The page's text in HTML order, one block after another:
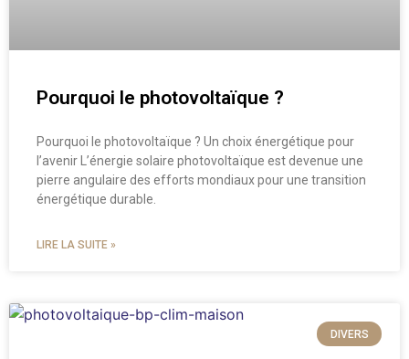
Pourquoi le photovoltaïque ?
Pourquoi le photovoltaïque ? Un choix énergétique pour
l’avenir L’énergie solaire photovoltaïque est devenue une
pierre angulaire des efforts mondiaux pour une transition
énergétique durable.
LIRE LA SUITE »
DIVERS